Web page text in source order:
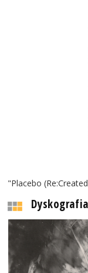
"Placebo
Dyskografia